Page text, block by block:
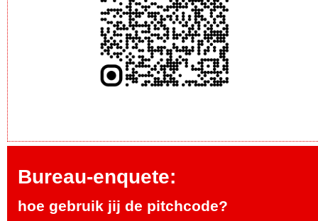
Bureau-enquete:
hoe gebruik jij de pitchcode?